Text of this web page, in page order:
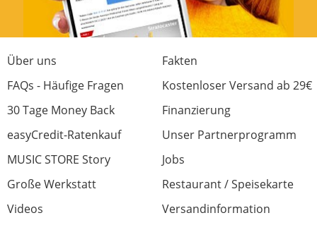
Über uns
Fakten
FAQs - Häufige Fragen
Kostenloser Versand ab 29€
30 Tage Money Back
Finanzierung
easyCredit-Ratenkauf
Unser Partnerprogramm
MUSIC STORE Story
Jobs
Große Werkstatt
Restaurant / Speisekarte
Videos
Versandinformation